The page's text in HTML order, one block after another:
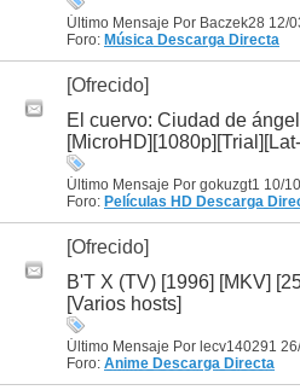
Último Mensaje Por Baczek28 12/
Foro: Música Descarga Directa
[Ofrecido]
El cuervo: Ciudad de
Último Mensaje Por gokuzgt1 10/
Foro: Películas HD Descarga
[Ofrecido]
B'T X (TV) [1996] [MKV]
[Varios hosts]
Último Mensaje Por lecv140291
Foro: Anime Descarga Directa